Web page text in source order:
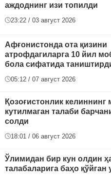
аждоднинг изи топилди
23:22 / 03 август 2026
Афғонистонда ота қизини
атрофдагиларга 10 йил
бола сифатида
05:12 / 07 август 2026
Қозоғистонлик келиннинг
кутилмаган талаби
солди
18:01 / 06 август 2026
Ўлимидан бир кун олдин
талабаларига баҳо қўйган